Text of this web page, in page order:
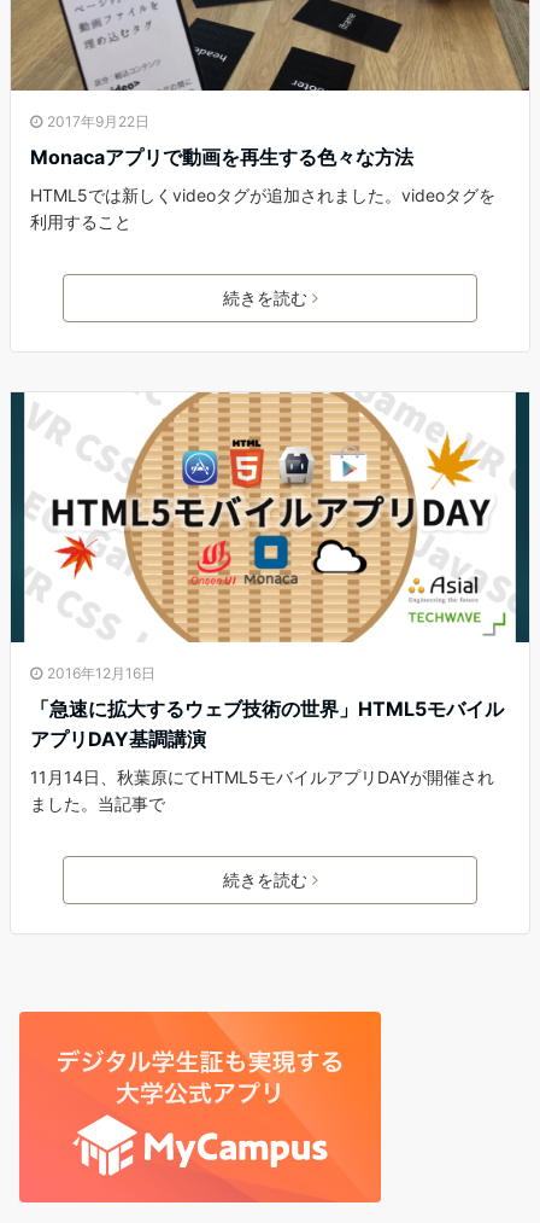
2017年9月22日
Monacaアプリで動画を再生する色々な方法
HTML5では新しくvideoタグが追加されました。videoタグを
利用すること
続きを読む
2016年12月16日
「急速に拡大するウェブ技術の世界」HTML5モバイル
アプリDAY基調講演
11月14日、秋葉原にてHTML5モバイルアプリDAYが開催され
ました。当記事で
続きを読む